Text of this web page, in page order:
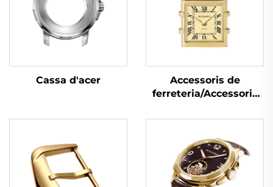
Cassa d'acer
Accessoris de
ferreteria/Accessoris